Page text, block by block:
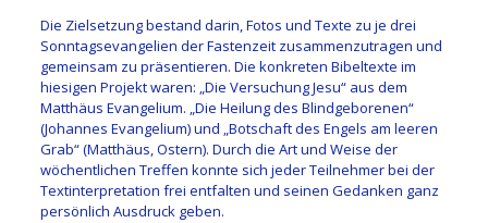
Die Zielsetzung bestand darin, Fotos und Texte zu je drei
Sonntagsevangelien der Fastenzeit zusammenzutragen und
gemeinsam zu präsentieren. Die konkreten Bibeltexte im
hiesigen Projekt waren: „Die Versuchung Jesu“ aus dem
Matthäus Evangelium. „Die Heilung des Blindgeborenen“
(Johannes Evangelium) und „Botschaft des Engels am leeren
Grab“ (Matthäus, Ostern). Durch die Art und Weise der
wöchentlichen Treffen konnte sich jeder Teilnehmer bei der
Textinterpretation frei entfalten und seinen Gedanken ganz
persönlich Ausdruck geben.